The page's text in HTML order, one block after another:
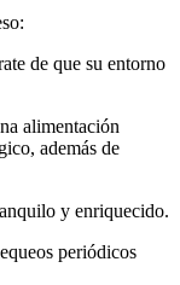
de que su entorno
alimentación
además de
y enriquecido.
periódicos